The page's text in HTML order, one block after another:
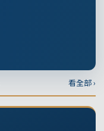
看全部 ›